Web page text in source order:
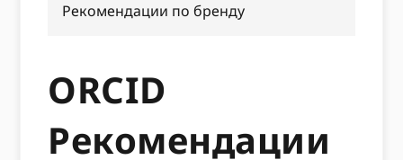
Рекомендации по бренду
ORCID
Рекомендации